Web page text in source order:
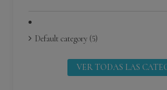
Default category (5)
VER TODAS LAS